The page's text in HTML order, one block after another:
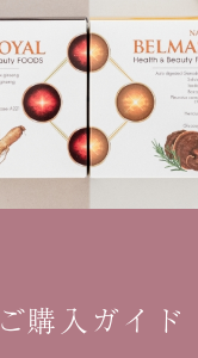
ご購入ガイド